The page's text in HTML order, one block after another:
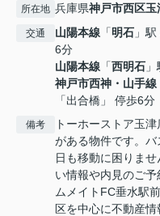
所在地 兵庫県神戸市西区玉
交通 山陽本線 「明石 」
6分
山陽本線 「西明石
神戸市西神・山手線
「出合橋」 停歩6分
備考
トーホーストア玉
がある物件です。
日も移動に困りま
い情報や内見のご
ムメイトFC垂水駅
区を中心に不動産情